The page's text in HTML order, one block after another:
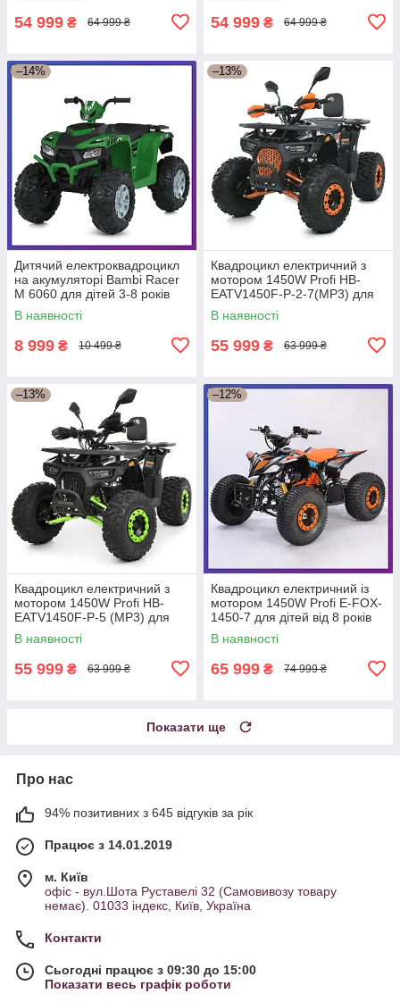
54 999 ₴ 64 999 ₴ 54 999 ₴ 64 999 ₴
–14%
Дитячий електроквадроцикл
на акумуляторі Bambi Racer
M 6060 для дітей 3-8 років
Зелений
В наявності
8 999 ₴ 10 499 ₴
–13%
Квадроцикл електричний з
мотором 1450W Profi HB-
EATV1450F-P-2-7(MP3) для
підлітків від 14 років Чорно-
оранж
В наявності
55 999 ₴ 63 999 ₴
–13%
Квадроцикл електричний з
мотором 1450W Profi HB-
EATV1450F-P-5 (MP3) для
підлітків від 14 років Зелений
В наявності
55 999 ₴ 63 999 ₴
–12%
Квадроцикл електричний із
мотором 1450W Profi E-FOX-
1450-7 для дітей від 8 років
Жовтогарячий
В наявності
65 999 ₴ 74 999 ₴
Показати ще
Про нас
94% позитивних з 645 відгуків за рік
Працює з 14.01.2019
м. Київ
офіс - вул.Шота Руставелі 32 (Самовивозу товару
немає). 01033 індекс, Київ, Україна
Контакти
Сьогодні працює з 09:30 до 15:00
Показати весь графік роботи